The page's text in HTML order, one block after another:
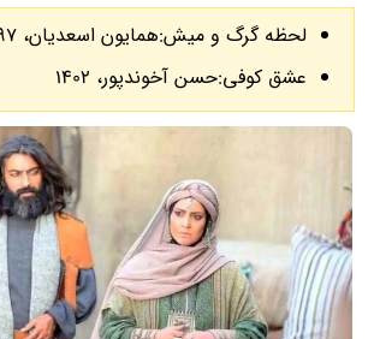
لحظه گرگ و میش:همایون اسعدیان، 1397
عشق کوفی:حسن آخوندپور، 1402